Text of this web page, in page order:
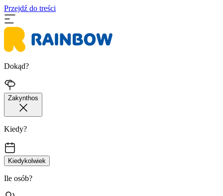
Przejdź do treści
Dokąd?
Zakynthos
Kiedy?
Kiedykolwiek
Ile osób?